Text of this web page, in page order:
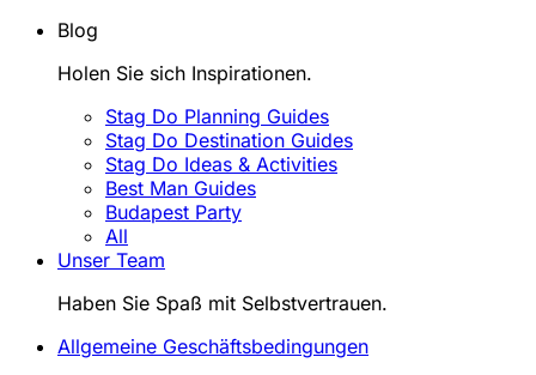
Blog
Holen Sie sich Inspirationen.
Stag Do Planning Guides
Stag Do Destination Guides
Stag Do Ideas & Activities
Best Man Guides
Budapest Party
All
Unser Team
Haben Sie Spaß mit Selbstvertrauen.
Allgemeine Geschäftsbedingungen